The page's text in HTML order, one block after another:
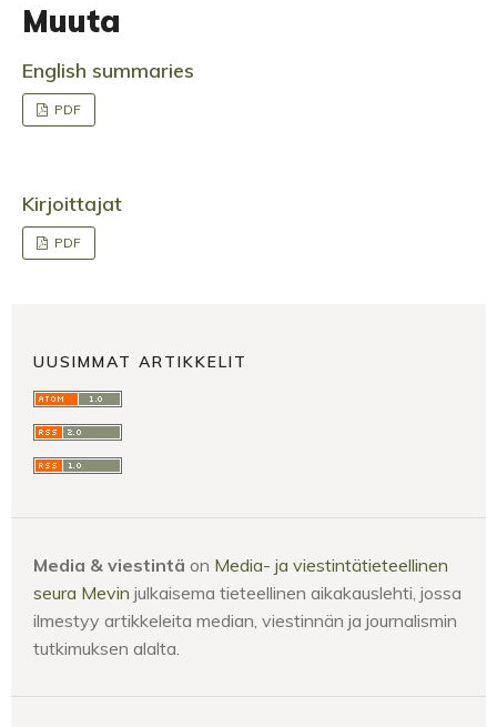
Muuta
English summaries
PDF
Kirjoittajat
PDF
UUSIMMAT ARTIKKELIT
Media & viestintä on Media- ja viestintätieteellinen
seura Mevin julkaisema tieteellinen aikakauslehti, jossa
ilmestyy artikkeleita median, viestinnän ja journalismin
tutkimuksen alalta.